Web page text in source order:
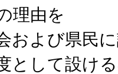
理由を
および県民
として設け